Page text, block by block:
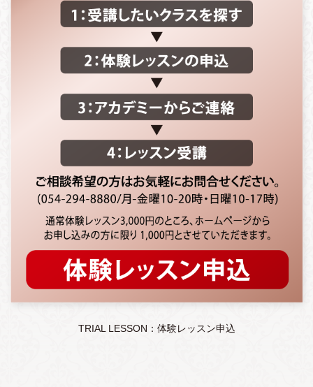
TRIAL LESSON：体験レッスン申込